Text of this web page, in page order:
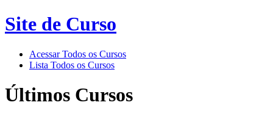
Site de Curso
Acessar Todos os Cursos
Lista Todos os Cursos
Últimos Cursos